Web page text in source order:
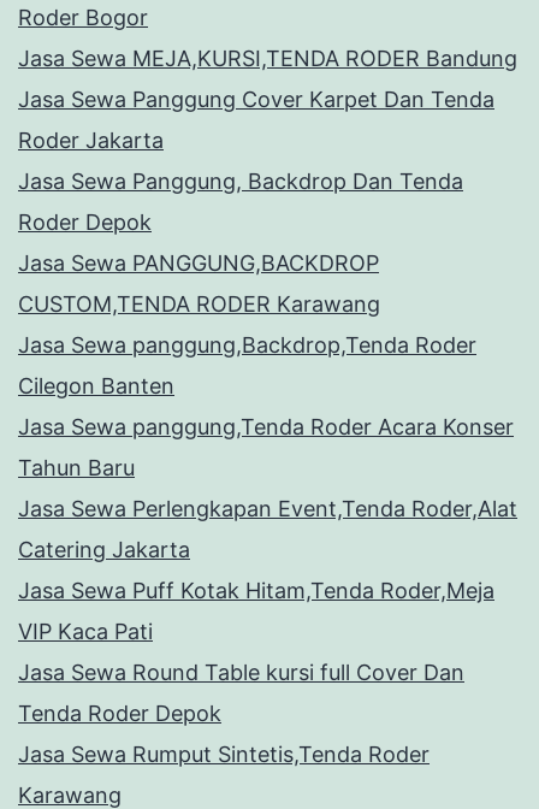
Roder Bogor
Jasa Sewa MEJA,KURSI,TENDA RODER Bandung
Jasa Sewa Panggung Cover Karpet Dan Tenda
Roder Jakarta
Jasa Sewa Panggung, Backdrop Dan Tenda
Roder Depok
Jasa Sewa PANGGUNG,BACKDROP
CUSTOM,TENDA RODER Karawang
Jasa Sewa panggung,Backdrop,Tenda Roder
Cilegon Banten
Jasa Sewa panggung,Tenda Roder Acara Konser
Tahun Baru
Jasa Sewa Perlengkapan Event,Tenda Roder,Alat
Catering Jakarta
Jasa Sewa Puff Kotak Hitam,Tenda Roder,Meja
VIP Kaca Pati
Jasa Sewa Round Table kursi full Cover Dan
Tenda Roder Depok
Jasa Sewa Rumput Sintetis,Tenda Roder
Karawang